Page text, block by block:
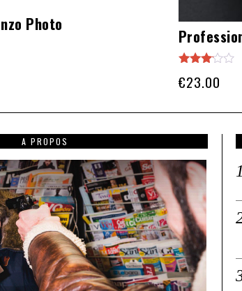
Photo
3.00
€23.00
A PROPOS